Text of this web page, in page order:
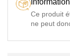
Matelas
2 FOAMCe produit
ne peut